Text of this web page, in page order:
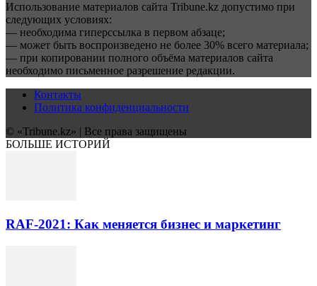
Использование материалов сайта Tribune.kz допустимо при
следующих условиях:
— необходима гиперссылка в первом абзаце;
— может быть воспроизведено не более 30% всего материала;
— при копировании полного объёма материалов сайта
необходимо письменное разрешение редакции.
Контакты
Политика конфиденциальности
© «Tribune.kz» | Все права защищены
БОЛЬШЕ ИСТОРИЙ
RAF-2021: Как меняется бизнес и маркетинг